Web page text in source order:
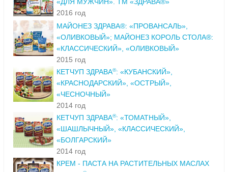
«ДЛЯ МУЖЧИН». ТМ «ЗДРАВА®»
2016 год
МАЙОНЕЗ ЗДРАВА®: «ПРОВАНСАЛЬ»,
«ОЛИВКОВЫЙ»; МАЙОНЕЗ КОРОЛЬ СТОЛА®:
«КЛАССИЧЕСКИЙ», «ОЛИВКОВЫЙ»
2015 год
КЕТЧУП ЗДРАВА®: «КУБАНСКИЙ»,
«КРАСНОДАРСКИЙ», «ОСТРЫЙ»,
«ЧЕСНОЧНЫЙ»
2014 год
КЕТЧУП ЗДРАВА®: «ТОМАТНЫЙ»,
«ШАШЛЫЧНЫЙ», «КЛАССИЧЕСКИЙ»,
«БОЛГАРСКИЙ»
2014 год
КРЕМ - ПАСТА НА РАСТИТЕЛЬНЫХ МАСЛАХ